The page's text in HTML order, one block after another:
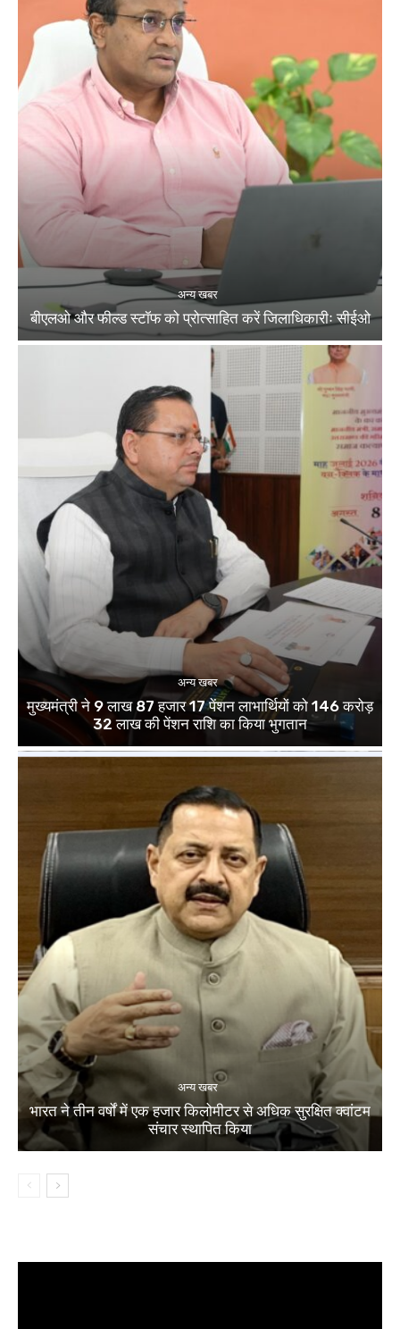
अन्य खबर
बीएलओ और फील्ड स्टॉफ को प्रोत्साहित करें जिलाधिकारीः सीईओ
अन्य खबर
मुख्यमंत्री ने 9 लाख 87 हजार 17 पेंशन लाभार्थियों को 146 करोड़
32 लाख की पेंशन राशि का किया भुगतान
अन्य खबर
भारत ने तीन वर्षों में एक हजार किलोमीटर से अधिक सुरक्षित क्वांटम
संचार स्थापित किया